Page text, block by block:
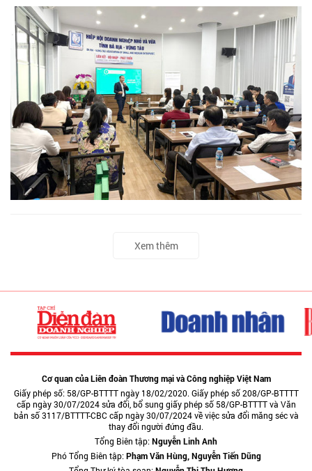
Xem thêm
Cơ quan của Liên đoàn Thương mại và Công nghiệp Việt Nam
Giấy phép số: 58/GP-BTTTT ngày 18/02/2020. Giấy phép số 208/GP-BTTTT
cấp ngày 30/07/2024 sửa đổi, bổ sung giấy phép số 58/GP-BTTTT và Văn
bản số 3117/BTTTT-CBC cấp ngày 30/07/2024 về việc sửa đổi măng séc và
thay đổi người đứng đầu.
Tổng Biên tập:Nguyễn Linh Anh
Phó Tổng Biên tập:Phạm Văn Hùng, Nguyễn Tiến Dũng